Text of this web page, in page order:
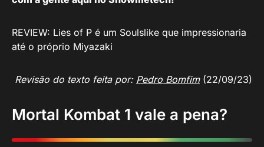
REVIEW: Lies of P é um Soulslike que impressionaria
até o próprio Miyazaki
Revisão do texto feita por: Pedro Bomfim(22/09/23)
Mortal Kombat 1 vale a pena?